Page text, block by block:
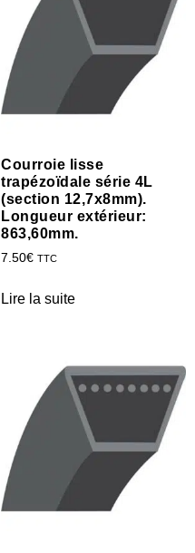
Courroie lisse
trapézoïdale série 4L
(section 12,7x8mm).
Longueur extérieur:
863,60mm.
7.50€ TTC
Lire la suite